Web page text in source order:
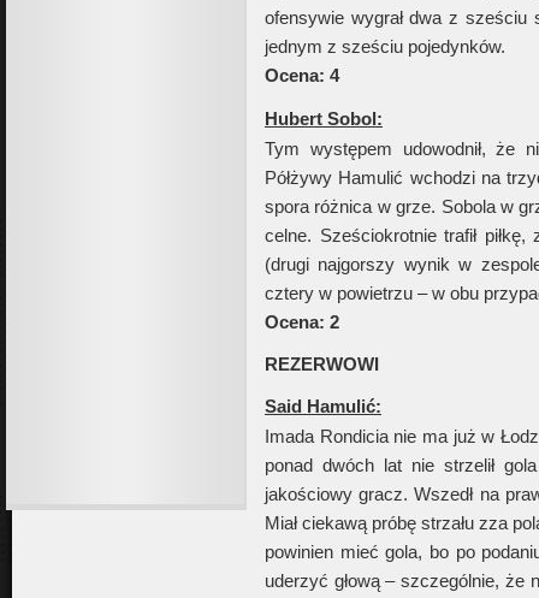
ofensywie wygrał dwa z sześciu
jednym z sześciu pojedynków.
Ocena: 4
Hubert Sobol:
Tym występem udowodnił, że
Półżywy Hamulić wchodzi na
spora różnica w grze. Sobola w
celne. Sześciokrotnie trafił
(drugi najgorszy wynik w
cztery w powietrzu – w obu
Ocena: 2
REZERWOWI
Said Hamulić:
Imada Rondicia nie ma już w
ponad dwóch lat nie strzelił
jakościowy gracz. Wszedł na
Miał ciekawą próbę strzału zza
powinien mieć gola, bo po
uderzyć głową – szczególnie, że